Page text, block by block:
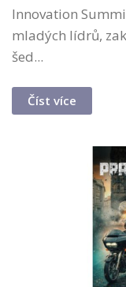
Innovation
mladých lídrů,
šed...
Číst více